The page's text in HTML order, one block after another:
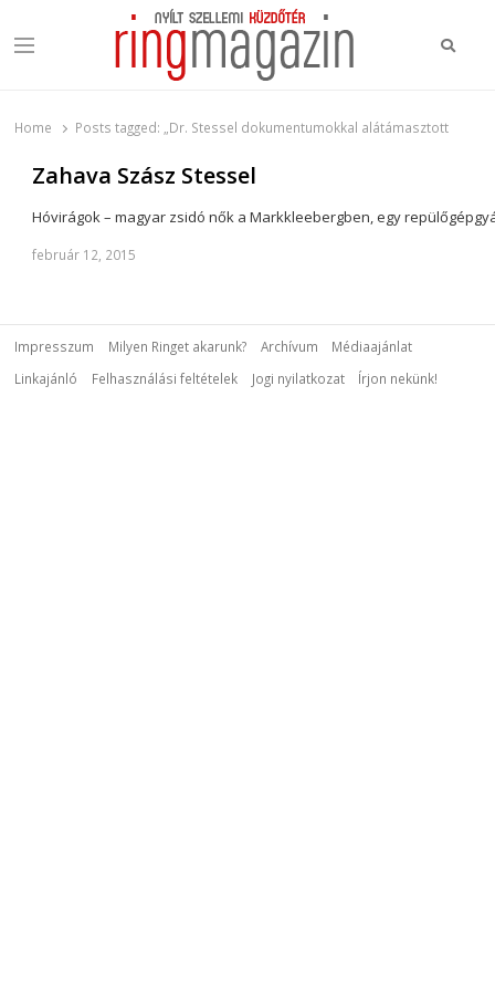
Menu
Home Posts tagged: „Dr. Stessel dokumentumokkal alátámasztott
Zahava Szász Stessel
Hóvirágok – magyar zsidó nők a Markkleebergben, egy
február 12, 2015
Impresszum Milyen Ringet akarunk? Archívum
Médiaajánlat
Linkajánló
Felhasználási feltételek Jogi nyilatkozat Írjon nekünk!